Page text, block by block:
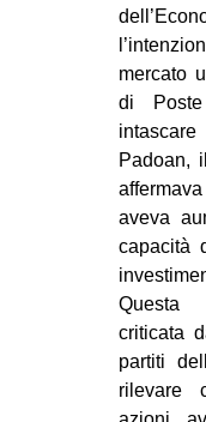
mercato
di
Padoan,
aveva
capacità
Questa
criticata
partiti
rilevare